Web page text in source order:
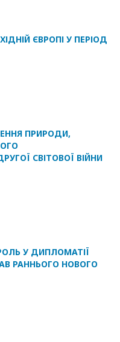
ЄВРОПІ У ПЕРІОД
ПРИРОДИ,
СВІТОВОЇ ВІЙНИ
У ДИПЛОМАТІЇ
РАННЬОГО НОВОГО